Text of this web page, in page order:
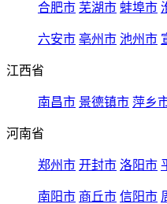
合肥市 芜湖市 蚌埠市
六安市 亳州市 池州市
江西省
南昌市 景德镇市 萍乡
河南省
郑州市 开封市 洛阳市
南阳市 商丘市 信阳市